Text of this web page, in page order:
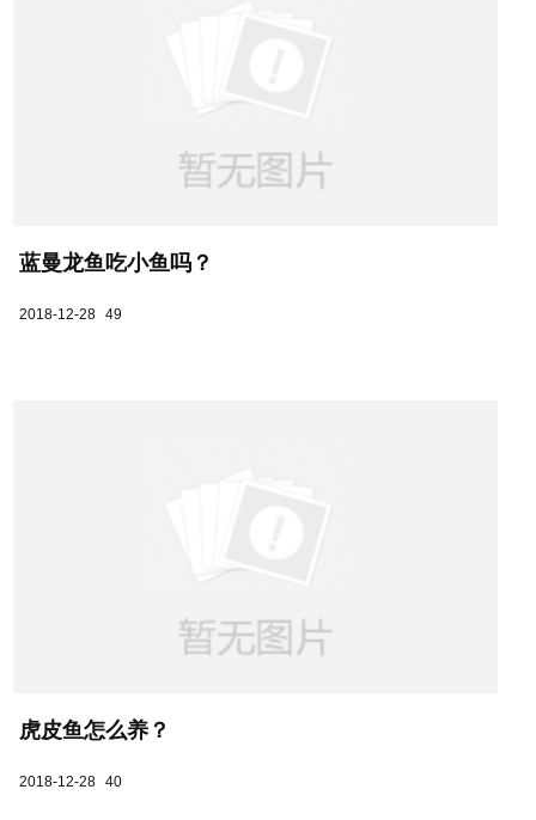
蓝曼龙鱼吃小鱼吗？
2018-12-28 49
虎皮鱼怎么养？
2018-12-28 40